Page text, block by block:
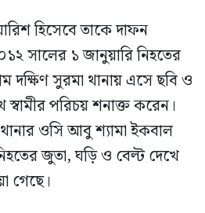
হিসেবে তাকে দাফন
সালের ১ জানুয়ারি নিহতের
দক্ষিণ সুরমা থানায় এসে ছবি ও
স্বামীর পরিচয় শনাক্ত করেন।
ওসি আবু শ্যামা ইকবাল
জুতা, ঘড়ি ও বেল্ট দেখে
গেছে।